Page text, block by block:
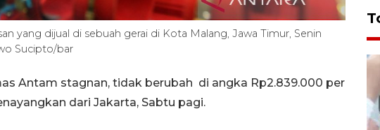
yang dijual di sebuah gerai di Kota Malang, Jawa Timur, Senin
Sucipto/bar
Antam stagnan, tidak berubah di angka Rp2.839.000 per
dari Jakarta, Sabtu pagi.